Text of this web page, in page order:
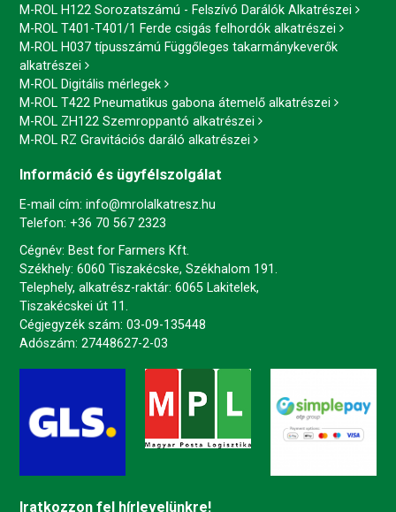
M-ROL H122 Sorozatszámú - Felszívó Darálók Alkatrészei
M-ROL T401-T401/1 Ferde csigás felhordók alkatrészei
M-ROL H037 típusszámú Függőleges takarmánykeverők
alkatrészei
M-ROL Digitális mérlegek
M-ROL T422 Pneumatikus gabona átemelő alkatrészei
M-ROL ZH122 Szemroppantó alkatrészei
M-ROL RZ Gravitációs daráló alkatrészei
Információ és ügyfélszolgálat
E-mail cím: info@mrolalkatresz.hu
Telefon: +36 70 567 2323
Cégnév: Best for Farmers Kft.
Székhely: 6060 Tiszakécske, Székhalom 191.
Telephely, alkatrész-raktár: 6065 Lakitelek,
Tiszakécskei út 11.
Cégjegyzék szám: 03-09-135448
Adószám: 27448627-2-03
Iratkozzon fel hírlevelünkre!